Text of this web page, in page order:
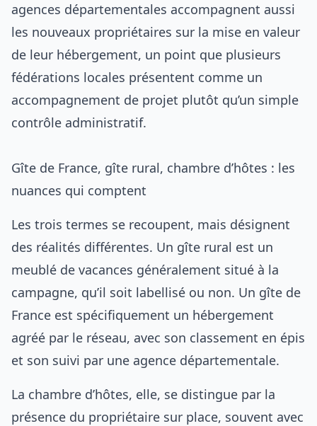
agences départementales accompagnent aussi
les nouveaux propriétaires sur la mise en valeur
de leur hébergement, un point que plusieurs
fédérations locales présentent comme un
accompagnement de projet plutôt qu’un simple
contrôle administratif.
Gîte de France, gîte rural, chambre d’hôtes : les
nuances qui comptent
Les trois termes se recoupent, mais désignent
des réalités différentes. Un gîte rural est un
meublé de vacances généralement situé à la
campagne, qu’il soit labellisé ou non. Un gîte de
France est spécifiquement un hébergement
agréé par le réseau, avec son classement en épis
et son suivi par une agence départementale.
La chambre d’hôtes, elle, se distingue par la
présence du propriétaire sur place, souvent avec